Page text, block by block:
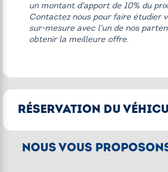
Régulateur de vitesse
Autres équipements
Appel d'Urgence Intelligent
Avertisseur de franchissement de
Collecteur chrome
Cruising Light
un montant d'apport de 10% du
Contactez nous pour faire étudier
sur-mesure avec l'un de nos
obtenir la meilleure offre.
RÉSERVATION DU
CONFIRMER LA
NOUS VOUS